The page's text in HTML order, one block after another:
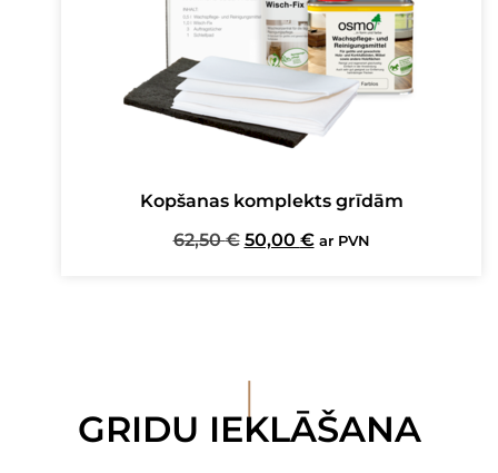
Kopšanas komplekts grīdām
62,50€ Original
50,00 €Current
ar PVN
I
GRIDU IEKLĀŠANA